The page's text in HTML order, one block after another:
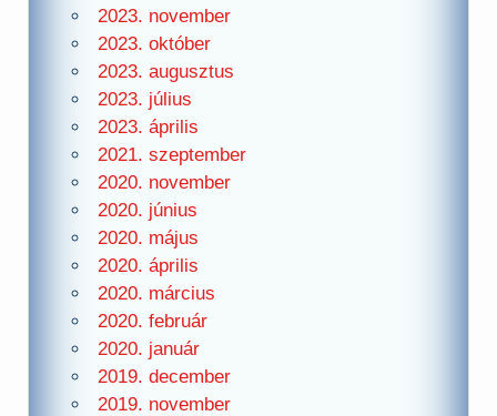
2023. november
2023. október
2023. augusztus
2023. július
2023. április
2021. szeptember
2020. november
2020. június
2020. május
2020. április
2020. március
2020. február
2020. január
2019. december
2019. november